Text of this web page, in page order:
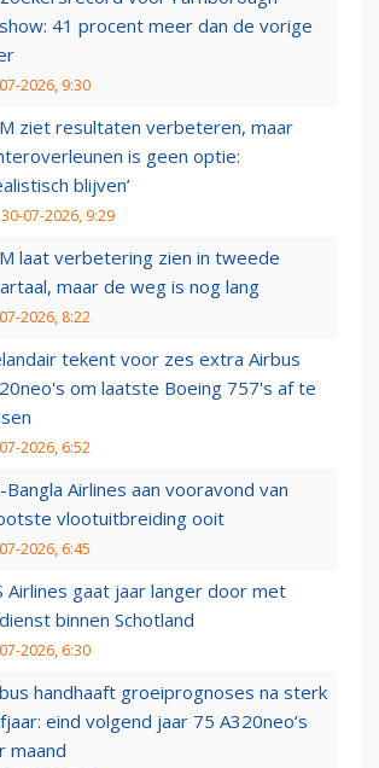
41 procent meer dan de vorige
2026, 9:30
ziet resultaten verbeteren, maar
is geen optie:
blijven’
30-07-2026, 9:29
laat verbetering zien in tweede
maar de weg is nog lang
2026, 8:22
tekent voor zes extra Airbus
om laatste Boeing 757's af te
2026, 6:52
Bangla Airlines aan vooravond van
vlootuitbreiding ooit
2026, 6:45
Airlines gaat jaar langer door met
binnen Schotland
2026, 6:30
handhaaft groeiprognoses na sterk
eind volgend jaar 75 A320neo’s
maand